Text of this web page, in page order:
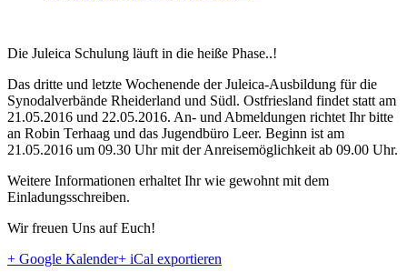
Die Juleica Schulung läuft in die heiße Phase..!
Das dritte und letzte Wochenende der Juleica-Ausbildung für die
Synodalverbände Rheiderland und Südl. Ostfriesland findet statt am
21.05.2016 und 22.05.2016. An- und Abmeldungen richtet Ihr bitte
an Robin Terhaag und das Jugendbüro Leer. Beginn ist am
21.05.2016 um 09.30 Uhr mit der Anreisemöglichkeit ab 09.00 Uhr.
Weitere Informationen erhaltet Ihr wie gewohnt mit dem
Einladungsschreiben.
Wir freuen Uns auf Euch!
+ Google Kalender+ iCal exportieren